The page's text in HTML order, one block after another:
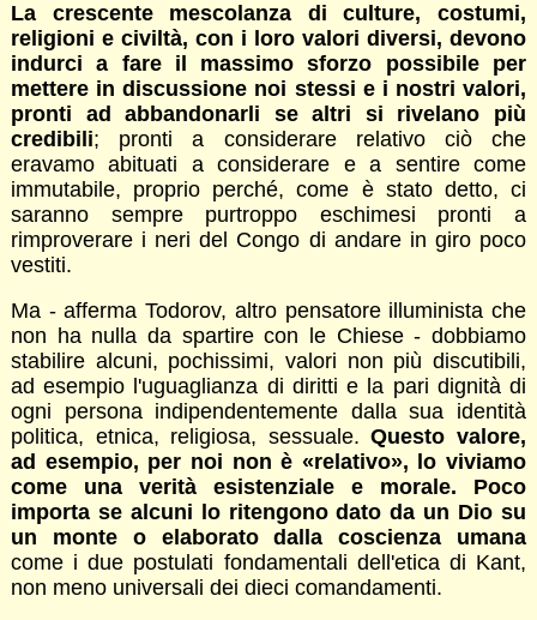
La crescente mescolanza di culture, costumi,
religioni e civiltà, con i loro valori diversi, devono
indurci a fare il massimo sforzo possibile per
mettere in discussione noi stessi e i nostri valori,
pronti ad abbandonarli se altri si rivelano più
credibili; pronti a considerare relativo ciò che
eravamo abituati a considerare e a sentire come
immutabile, proprio perché, come è stato detto, ci
saranno sempre purtroppo eschimesi pronti a
rimproverare i neri del Congo di andare in giro poco
vestiti.
Ma - afferma Todorov, altro pensatore illuminista che
non ha nulla da spartire con le Chiese - dobbiamo
stabilire alcuni, pochissimi, valori non più discutibili,
ad esempio l'uguaglianza di diritti e la pari dignità di
ogni persona indipendentemente dalla sua identità
politica, etnica, religiosa, sessuale.Questo valore,
ad esempio, per noi non è «relativo», lo viviamo
come una verità esistenziale e morale. Poco
importa se alcuni lo ritengono dato da un Dio su
un monte o elaborato dalla coscienza umana
come i due postulati fondamentali dell'etica di Kant,
non meno universali dei dieci comandamenti.